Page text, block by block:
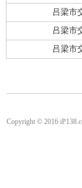
吕梁市
吕梁市
吕梁市
Copyright © 2016